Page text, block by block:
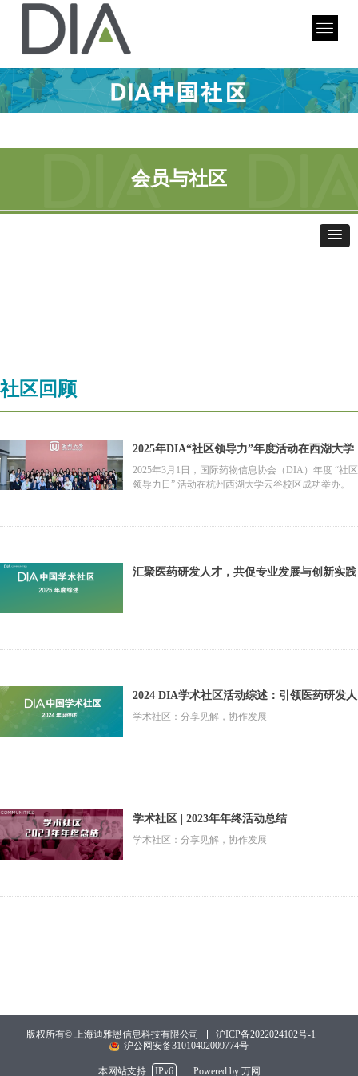
社区回顾
会员与社区
2025年DIA“社区领导力”年度活动在西湖大学
云谷成功举办
2025年3月1日，国际药物信息协会（DIA）年度 “社区
领导力日” 活动在杭州西湖大学云谷校区成功举办。
汇聚医药研发人才，共促专业发展与创新实践
2024 DIA学术社区活动综述：引领医药研发人
才培养与创新发展
学术社区：分享见解，协作发展
学术社区 | 2023年年终活动总结
学术社区：分享见解，协作发展
版权所有© 上海迪雅恩信息科技有限公司
沪ICP备2022024102号-1
沪公网安备31010402009774号
本网站支持 IPv6 Powered by 万网